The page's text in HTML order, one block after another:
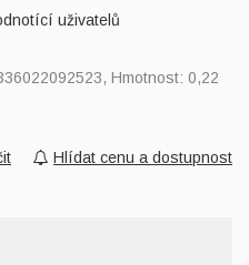
uživatelů
, Hmotnost: 0,22
Hlídat cenu a dostupnost